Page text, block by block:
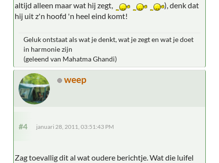
altijd alleen maar wat hij zegt,
), denk dat
hij uit z'n hoofd 'n heel eind komt!
Geluk ontstaat als wat je denkt, wat je zegt en wat je doet
in harmonie zijn
(geleend van Mahatma Ghandi)
weep
#4 januari 28, 2011, 03:51:43 PM
Zag toevallig dit al wat oudere berichtje. Wat die luifel